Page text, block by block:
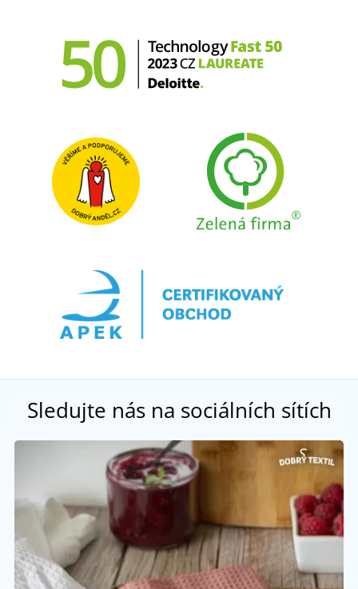
Sledujte nás na sociálních sítích